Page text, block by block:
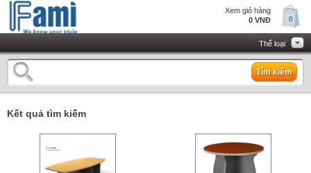
Xem giỏ hàng
0 VNĐ
0
Thể loại
Tìm kiếm
Kết quả tìm kiếm